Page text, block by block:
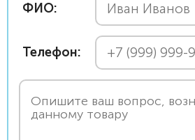
ФИО:
Телефон: